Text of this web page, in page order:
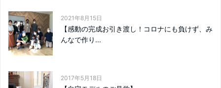
2021年8月15日
【感動の完成お引き渡し！コロナにも負けず、み
んなで作り...
2017年5月18日